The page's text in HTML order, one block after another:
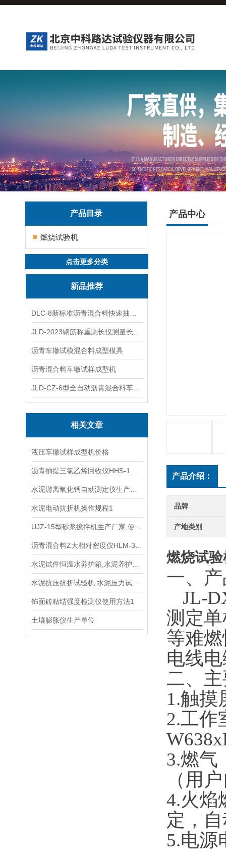
产品目录
燃烧试验机
点击更多分类
新品推荐
沥青车辙试模混合料成型模具
沥青混合料车辙试样成型机
相关文章
液压车辙试样成型机价格
水泥电动抗折机操作规程1
饰面砖粘结强度检测仪使用方法1
土壤膨胀仪生产单位
产品中心
产品介绍：
品牌
产地类别
燃烧试
一、
JL-
测定
等难
电线
二、
1.触摸
2.工作
3.燃气
（用
4.火焰
定，
5.电源